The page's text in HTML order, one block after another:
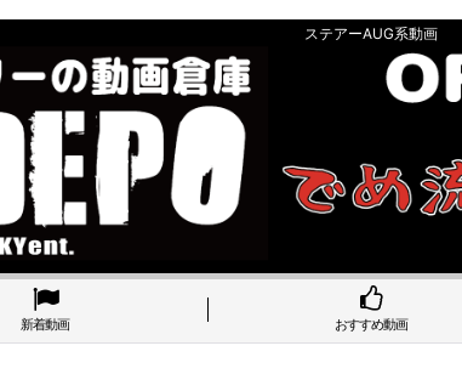
ステアーAUG系動画
新着動画 おすすめ動画